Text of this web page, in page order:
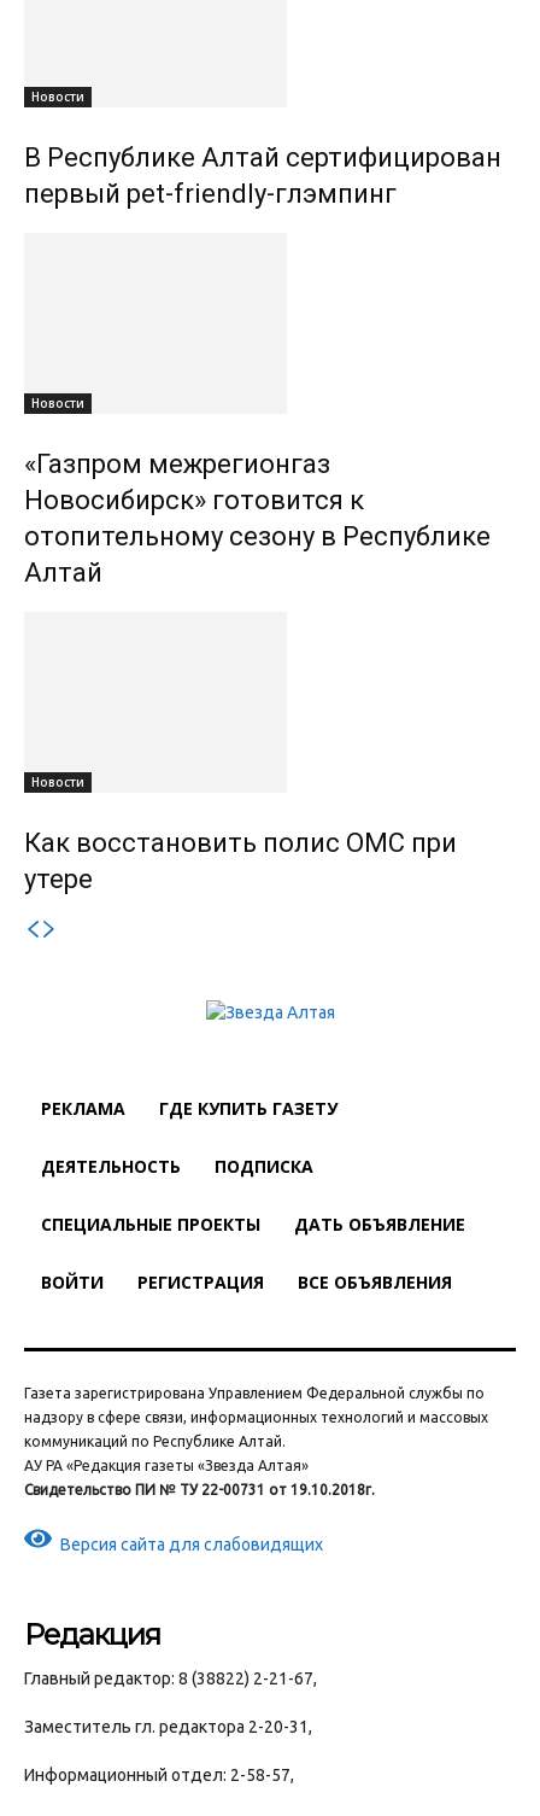
Новости
В Республике Алтай сертифицирован
первый pet-friendly-глэмпинг
Новости
«Газпром межрегионгаз
Новосибирск» готовится к
отопительному сезону в Республике
Алтай
Новости
Как восстановить полис ОМС при
утере
РЕКЛАМА ГДЕ КУПИТЬ ГАЗЕТУ
ДЕЯТЕЛЬНОСТЬ ПОДПИСКА
СПЕЦИАЛЬНЫЕ ПРОЕКТЫ ДАТЬ ОБЪЯВЛЕНИЕ
ВОЙТИ РЕГИСТРАЦИЯ ВСЕ ОБЪЯВЛЕНИЯ
Газета зарегистрирована Управлением Федеральной службы по
надзору в сфере связи, информационных технологий и массовых
коммуникаций по Республике Алтай.
АУ РА «Редакция газеты «Звезда Алтая»
Свидетельство ПИ № ТУ 22-00731 от 19.10.2018г.
Версия сайта для слабовидящих
Редакция
Главный редактор: 8 (38822) 2-21-67,
Заместитель гл. редактора 2-20-31,
Информационный отдел: 2-58-57,